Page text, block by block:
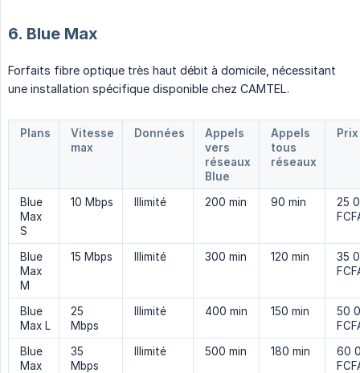
6. Blue Max
Forfaits fibre optique très haut débit à domicile, nécessitant
une installation spécifique disponible chez CAMTEL.
Plans
Vitesse
max
Données
Appels
vers
réseaux
Blue
Appels
tous
réseaux
Prix
Blue
Max
S
10 Mbps Illimité 200 min 90 min
25
Blue
Max
M
15 Mbps Illimité 300 min 120 min
35
Blue
Max L
25
Mbps
Illimité 400 min 150 min
50
Blue
Max
35
Mbps
Illimité 500 min 180 min
60